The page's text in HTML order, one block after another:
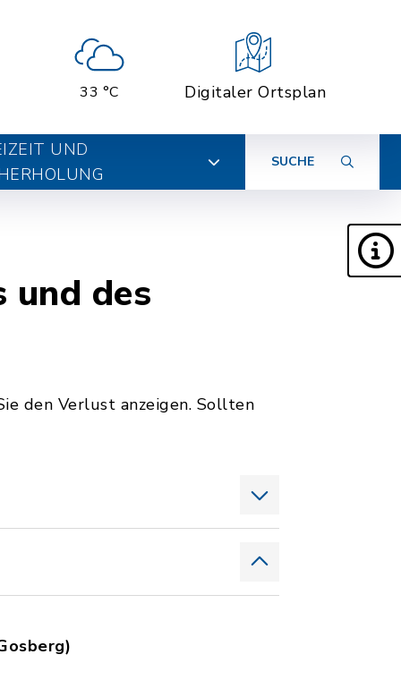
33 °C Digitaler Ortsplan
UND
SUCHE
und des
den Verlust anzeigen. Sollten